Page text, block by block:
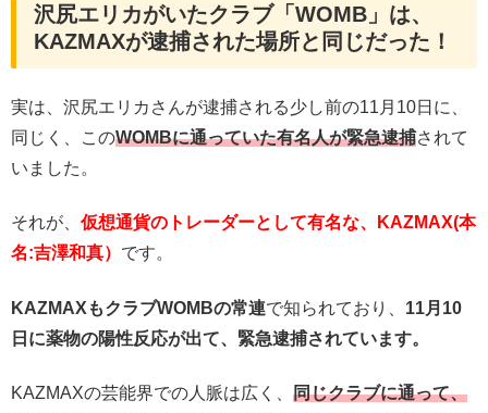
沢尻エリカがいたクラブ「WOMB」は、
KAZMAXが逮捕された場所と同じだった！
実は、沢尻エリカさんが逮捕される少し前の11月10日に、
同じく、このWOMBに通っていた有名人が緊急逮捕されて
いました。
それが、 仮想通貨のトレーダーとして有名な、KAZMAX(本
名:吉澤和真） です。
KAZMAXもクラブWOMBの常連で知られており、 11月10
日に薬物の陽性反応が出て、緊急逮捕されています。
KAZMAXの芸能界での人脈は広く、 同じクラブに通って、